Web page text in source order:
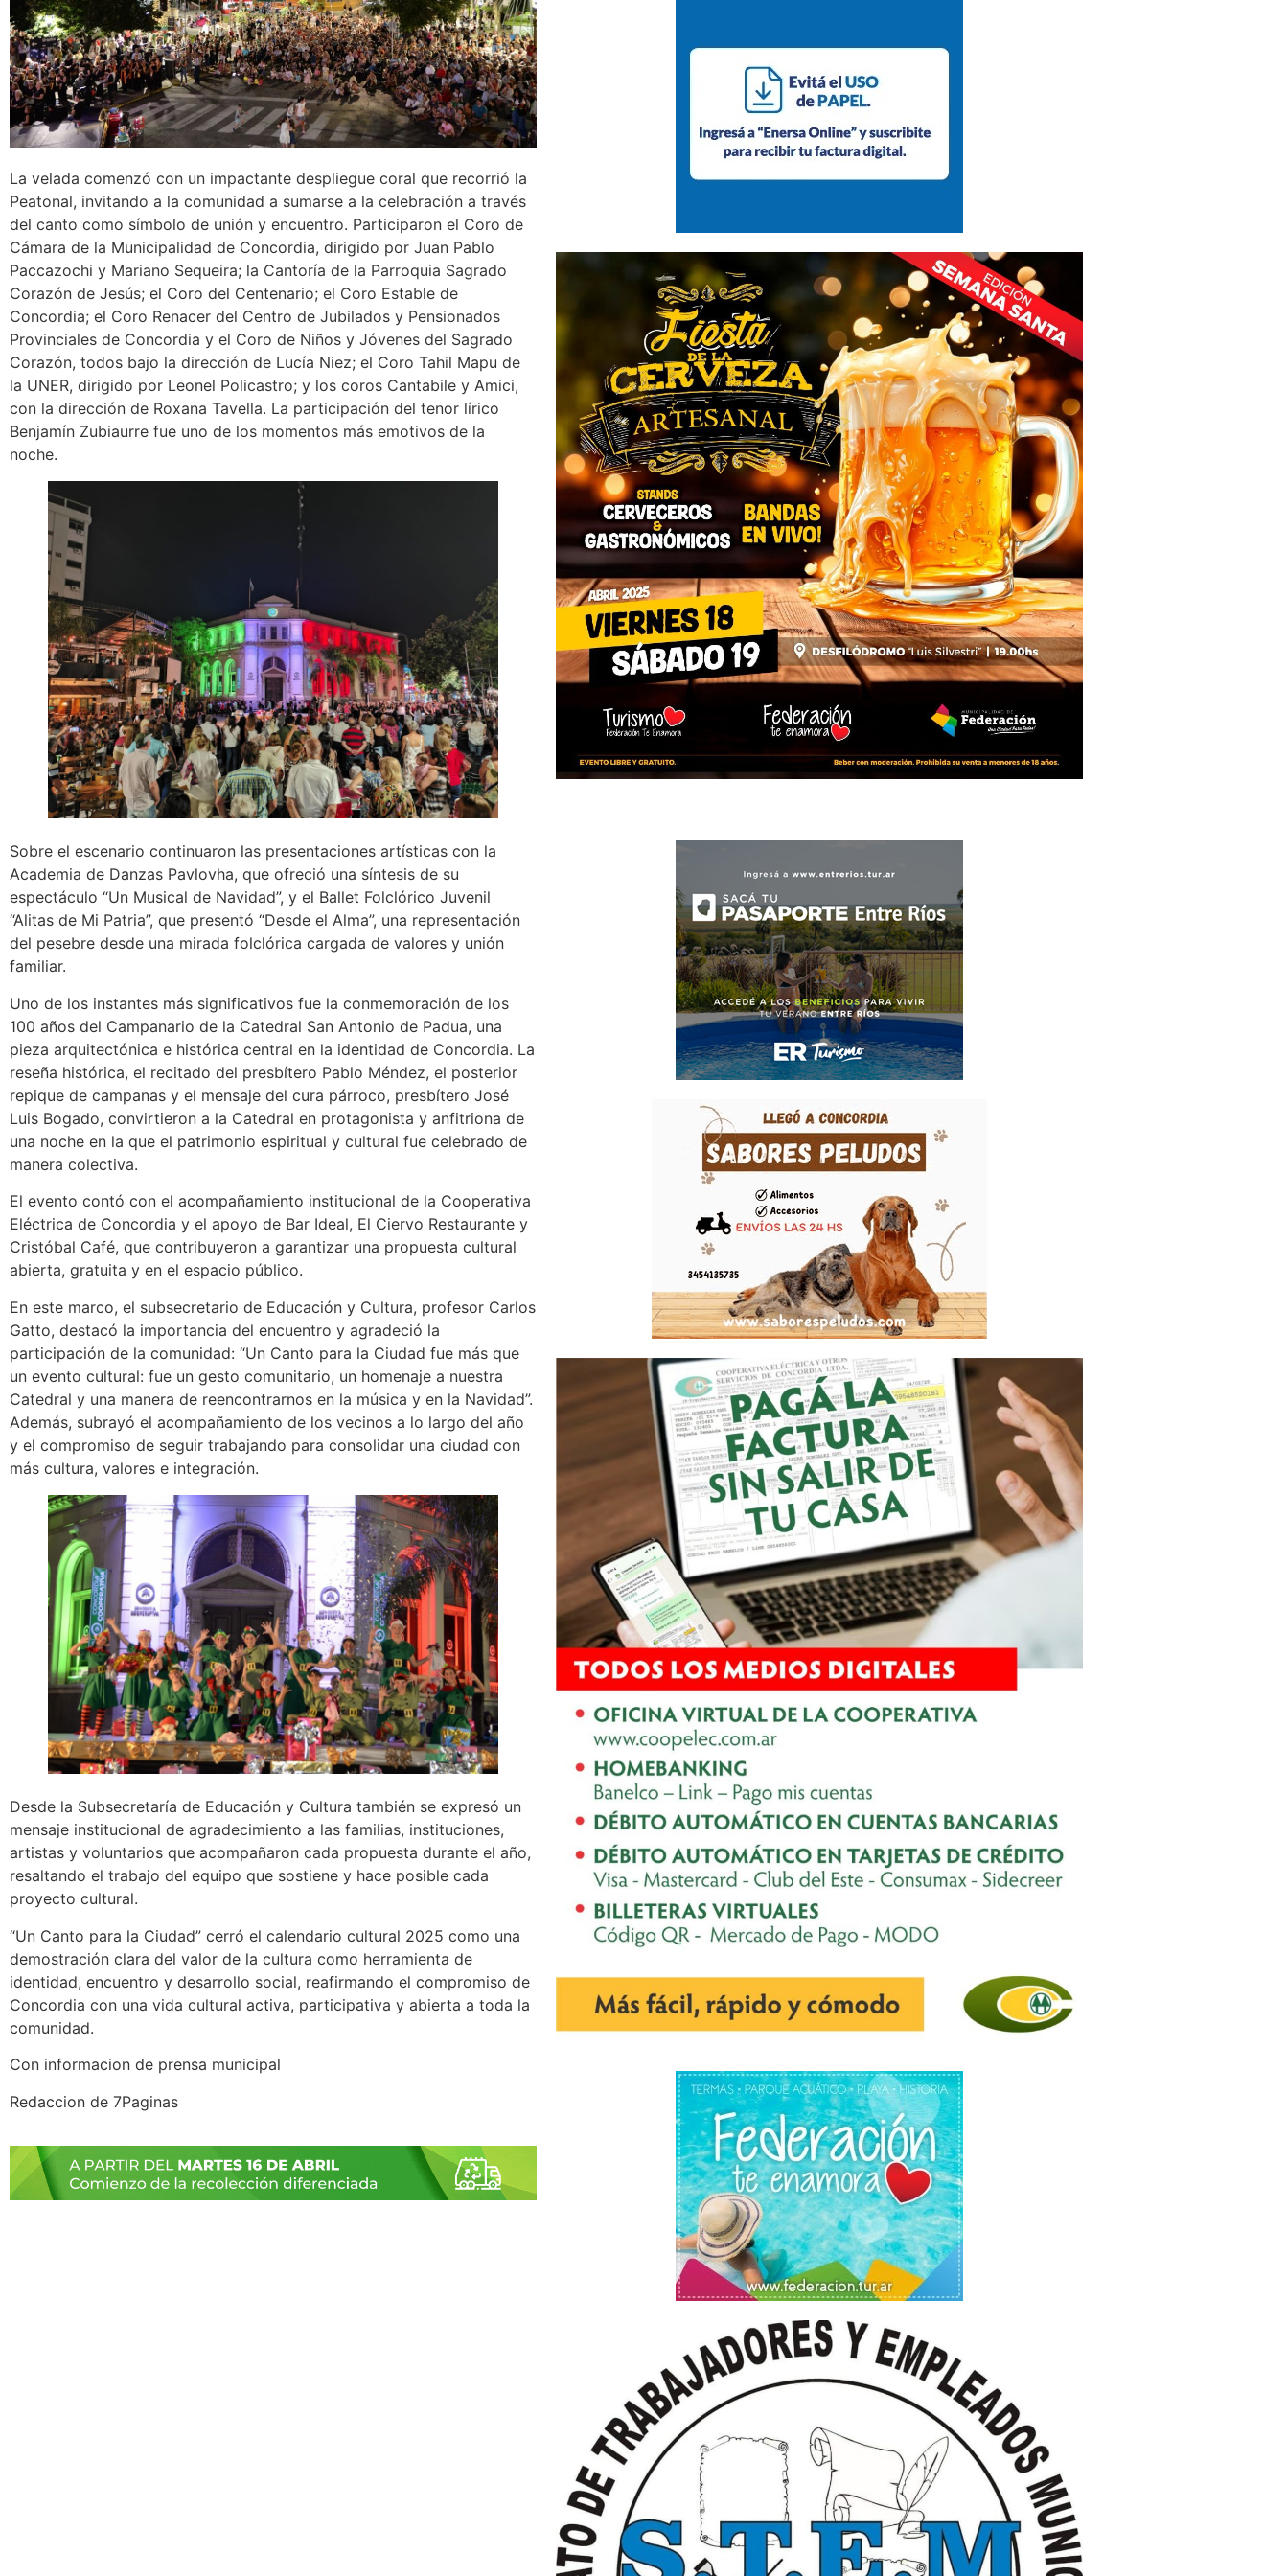
La velada comenzó con un impactante despliegue coral que recorrió la
Peatonal, invitando a la comunidad a sumarse a la celebración a través
del canto como símbolo de unión y encuentro. Participaron el Coro de
Cámara de la Municipalidad de Concordia, dirigido por Juan Pablo
Paccazochi y Mariano Sequeira; la Cantoría de la Parroquia Sagrado
Corazón de Jesús; el Coro del Centenario; el Coro Estable de
Concordia; el Coro Renacer del Centro de Jubilados y Pensionados
Provinciales de Concordia y el Coro de Niños y Jóvenes del Sagrado
Corazón, todos bajo la dirección de Lucía Niez; el Coro Tahil Mapu de
la UNER, dirigido por Leonel Policastro; y los coros Cantabile y Amici,
con la dirección de Roxana Tavella. La participación del tenor lírico
Benjamín Zubiaurre fue uno de los momentos más emotivos de la
noche.
Sobre el escenario continuaron las presentaciones artísticas con la
Academia de Danzas Pavlovha, que ofreció una síntesis de su
espectáculo “Un Musical de Navidad”, y el Ballet Folclórico Juvenil
“Alitas de Mi Patria”, que presentó “Desde el Alma”, una representación
del pesebre desde una mirada folclórica cargada de valores y unión
familiar.
Uno de los instantes más significativos fue la conmemoración de los
100 años del Campanario de la Catedral San Antonio de Padua, una
pieza arquitectónica e histórica central en la identidad de Concordia. La
reseña histórica, el recitado del presbítero Pablo Méndez, el posterior
repique de campanas y el mensaje del cura párroco, presbítero José
Luis Bogado, convirtieron a la Catedral en protagonista y anfitriona de
una noche en la que el patrimonio espiritual y cultural fue celebrado de
manera colectiva.
El evento contó con el acompañamiento institucional de la Cooperativa
Eléctrica de Concordia y el apoyo de Bar Ideal, El Ciervo Restaurante y
Cristóbal Café, que contribuyeron a garantizar una propuesta cultural
abierta, gratuita y en el espacio público.
En este marco, el subsecretario de Educación y Cultura, profesor Carlos
Gatto, destacó la importancia del encuentro y agradeció la
participación de la comunidad: “Un Canto para la Ciudad fue más que
un evento cultural: fue un gesto comunitario, un homenaje a nuestra
Catedral y una manera de reencontrarnos en la música y en la Navidad”.
Además, subrayó el acompañamiento de los vecinos a lo largo del año
y el compromiso de seguir trabajando para consolidar una ciudad con
más cultura, valores e integración.
Desde la Subsecretaría de Educación y Cultura también se expresó un
mensaje institucional de agradecimiento a las familias, instituciones,
artistas y voluntarios que acompañaron cada propuesta durante el año,
resaltando el trabajo del equipo que sostiene y hace posible cada
proyecto cultural.
“Un Canto para la Ciudad” cerró el calendario cultural 2025 como una
demostración clara del valor de la cultura como herramienta de
identidad, encuentro y desarrollo social, reafirmando el compromiso de
Concordia con una vida cultural activa, participativa y abierta a toda la
comunidad.
Con informacion de prensa municipal
Redaccion de 7Paginas